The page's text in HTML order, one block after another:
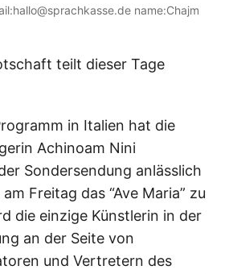
name:Chajm
teilt dieser Tage
in Italien hat die
Achinoam Nini
Sondersendung anlässlich
Freitag das “Ave Maria” zu
die einzige Künstlerin in der
an der Seite von
und Vertretern des